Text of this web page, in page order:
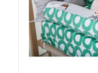
ВОМБАТИК